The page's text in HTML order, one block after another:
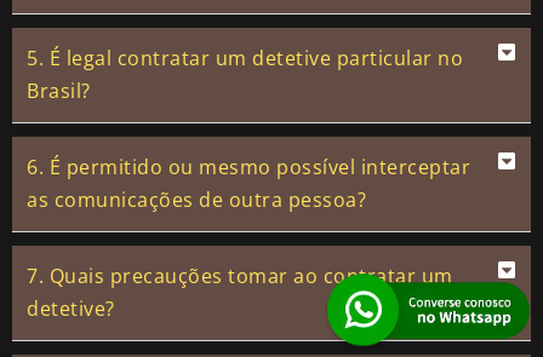
5. É legal contratar um detetive particular no
Brasil?
6. É permitido ou mesmo possível interceptar
as comunicações de outra pessoa?
7. Quais precauções tomar ao contratar um
detetive?